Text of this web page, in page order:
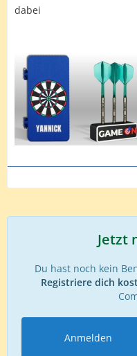
dabei
Jetzt
Du hast noch kein
Registriere dich
Anmelden